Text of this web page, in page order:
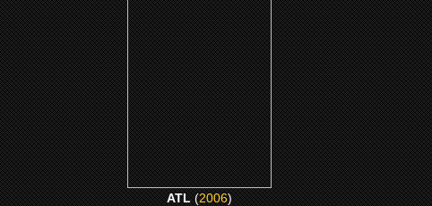
ATL
CLICK ME
ATL(2006)